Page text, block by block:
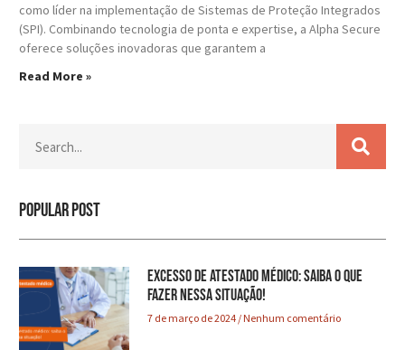
como líder na implementação de Sistemas de Proteção Integrados
(SPI). Combinando tecnologia de ponta e expertise, a Alpha Secure
oferece soluções inovadoras que garantem a
Read More »
Popular Post
Excesso de atestado médico: saiba o que
fazer nessa situação!
7 de março de 2024 Nenhum comentário